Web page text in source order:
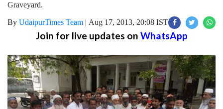
Graveyard.
By UdaipurTimes Team | Aug 17, 2013, 20:08 IST
Join for live updates on WhatsApp